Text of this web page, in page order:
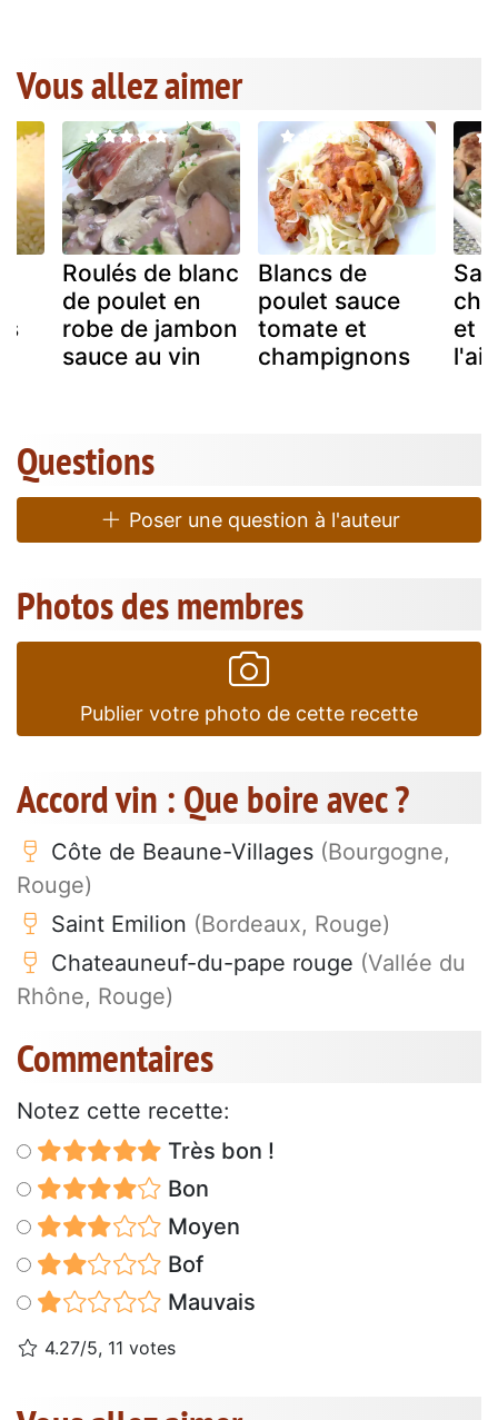
Vous allez aimer
Roulés de blanc
de poulet en
robe de jambon
sauce au vin
Blancs de
poulet sauce
tomate et
champignons
et
l'ail
Questions
Poser une question à l'auteur
Photos des membres
Publier votre photo de cette recette
Accord vin : Que boire avec ?
Côte de Beaune-Villages (Bourgogne,
Rouge)
Saint Emilion (Bordeaux, Rouge)
Chateauneuf-du-pape rouge (Vallée du
Rhône, Rouge)
Commentaires
Notez cette recette:
Très bon !
Bon
Moyen
Bof
Mauvais
4.27/5, 11 votes